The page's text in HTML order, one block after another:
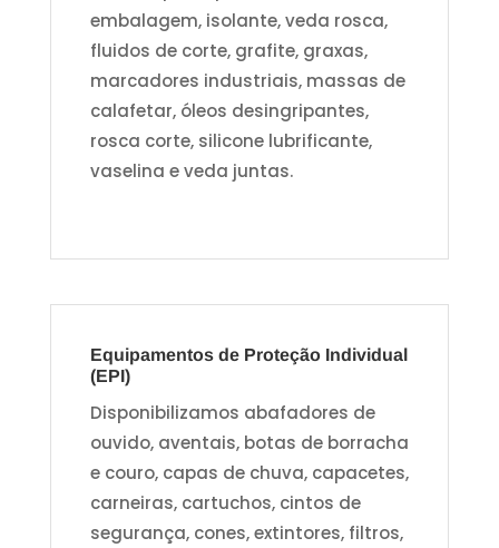
embalagem, isolante, veda rosca,
fluidos de corte, grafite, graxas,
marcadores industriais, massas de
calafetar, óleos desingripantes,
rosca corte, silicone lubrificante,
vaselina e veda juntas.
Equipamentos de Proteção Individual
(EPI)
Disponibilizamos abafadores de
ouvido, aventais, botas de borracha
e couro, capas de chuva, capacetes,
carneiras, cartuchos, cintos de
segurança, cones, extintores, filtros,